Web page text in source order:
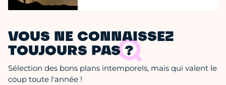
VOUS NE CONNAISSEZ
TOUJOURS PAS ?
Sélection des bons plans intemporels, mais qui valent le
coup toute l'année !